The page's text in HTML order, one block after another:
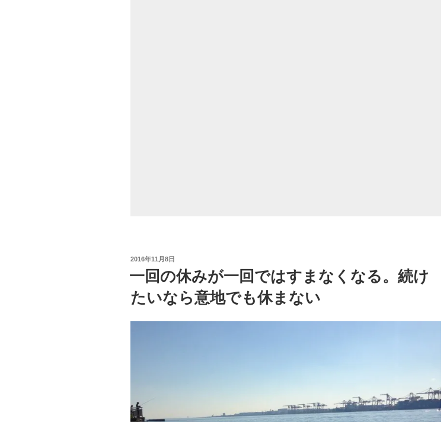
投
日:
2016年11月8日
一回の休みが一回ではすまなくなる。続け
たいなら意地でも休まない